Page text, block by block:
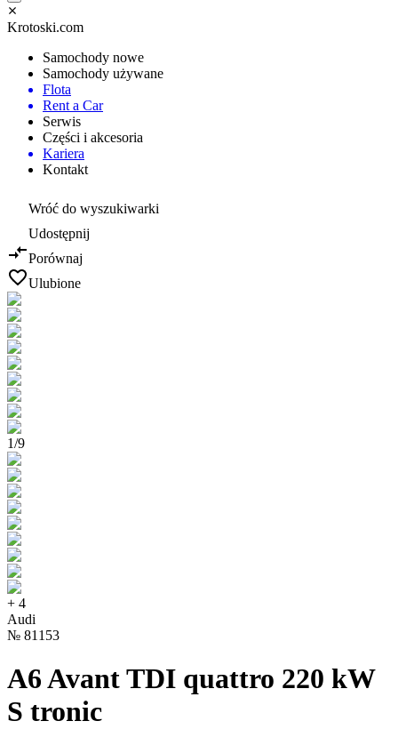
Krotoski.com
Samochody nowe
Samochody używane
Flota
Rent a Car
Serwis
Części i akcesoria
Kariera
Kontakt
Wróć do wyszukiwarki
Udostępnij
Porównaj
Ulubione
1/9
+ 4
Audi
№ 81153
A6 Avant TDI quattro 220 kW
S tronic